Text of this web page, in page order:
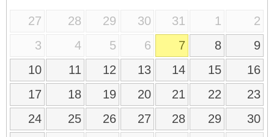
27 28 29 30 31 1
2
3
4 5 6 7 8
9
10
11 12 13 14 15
16
17
18 19 20 21 22
23
24
25 26 27 28 29
30